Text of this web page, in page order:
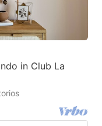
in Club La